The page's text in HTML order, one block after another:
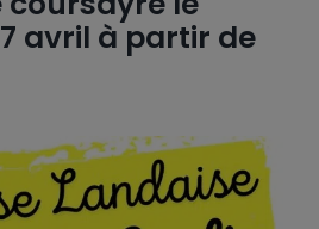
avril à partir de